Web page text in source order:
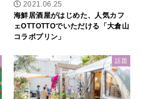
2021.06.25
海鮮居酒屋がはじめた、人気カフ
ェOTTOTTOでいただける「大倉山
コラボプリン」
話題